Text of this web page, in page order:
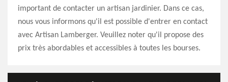
important de contacter un artisan jardinier. Dans ce cas,
nous vous informons qu'il est possible d'entrer en contact
avec Artisan Lamberger. Veuillez noter qu'il propose des
prix très abordables et accessibles à toutes les bourses.